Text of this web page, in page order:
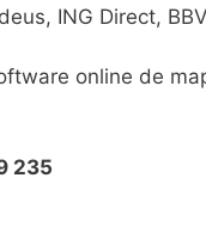
ING Direct,
online de
235